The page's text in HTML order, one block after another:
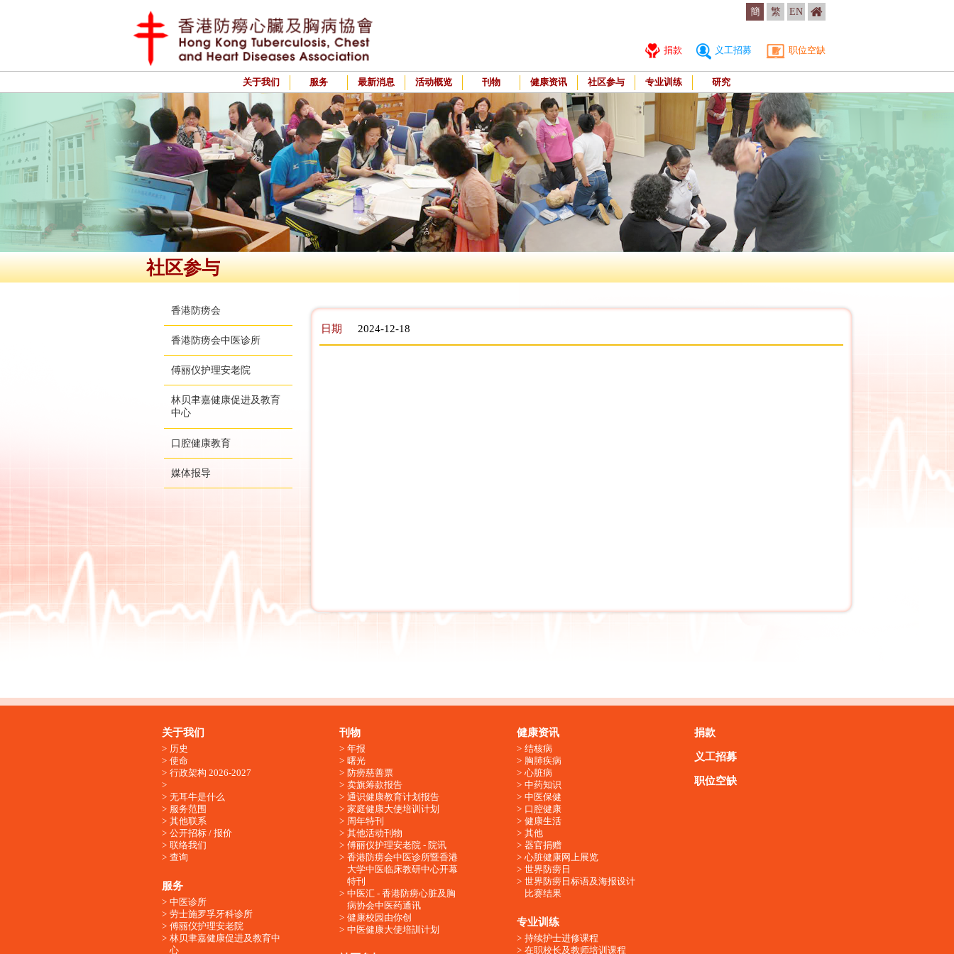
簡 繁 EN
捐款 义工招募 职位空缺
关于我们 服务 最新消息 活动概览 刊物 健康资讯 社区参与 专业训练 研究
社区参与
香港防痨会
香港防痨会中医诊所
傅丽仪护理安老院
林贝聿嘉健康促进及教育
中心
口腔健康教育
媒体报导
日期 2024-12-18
关于我们
历史
使命
行政架构 2026-2027
无耳牛是什么
服务范围
其他联系
公开招标 / 报价
联络我们
查询
服务
中医诊所
劳士施罗孚牙科诊所
傅丽仪护理安老院
林贝聿嘉健康促进及教育中
心
刊物
年报
曙光
防痨慈善票
卖旗筹款报告
通识健康教育计划报告
家庭健康大使培训计划
周年特刊
其他活动刊物
傅丽仪护理安老院 - 院讯
香港防痨会中医诊所暨香港
大学中医临床教研中心开幕
特刊
中医汇 - 香港防痨心脏及胸
病协会中医药通讯
健康校园由你创
中医健康大使培訓计划
健康资讯
结核病
胸肺疾病
心脏病
中药知识
中医保健
口腔健康
健康生活
其他
器官捐赠
心脏健康网上展览
世界防痨日
世界防痨日标语及海报设计
比赛结果
专业训练
持续护士进修课程
在职校长及教师培训课程
捐款
义工招募
职位空缺